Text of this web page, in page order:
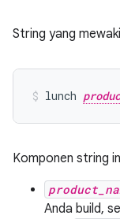
String yang
lunch
Komponen string
Anda build,